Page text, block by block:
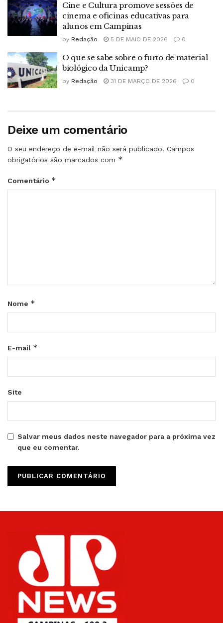
Cine e Cultura promove sessões de
cinema e oficinas educativas para
alunos em Campinas
by Redação 5 DE MAIO DE 2026 0
O que se sabe sobre o furto de material
biológico da Unicamp?
by Redação 31 DE MARÇO DE 2026 0
Deixe um comentário
O seu endereço de e-mail não será publicado. Campos
obrigatórios são marcados com *
Comentário *
Nome *
E-mail *
Site
Salvar meus dados neste navegador para a próxima vez
que eu comentar.